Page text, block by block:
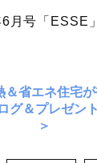
月号「ESSE
＆省エネ住宅
グ＆プレゼン
＞